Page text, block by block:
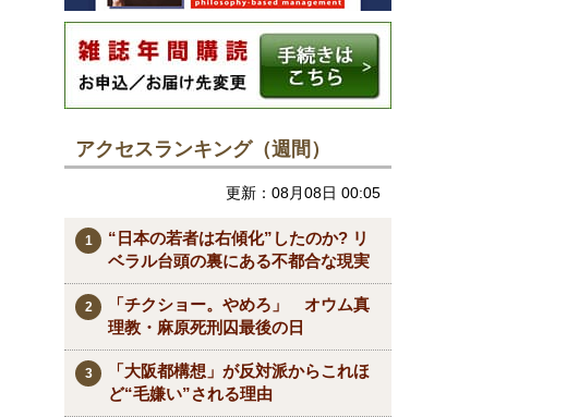
アクセスランキング（週間）
更新：08月08日 00:05
“日本の若者は右傾化”したのか? リ
ベラル台頭の裏にある不都合な現実
「チクショー。やめろ」 オウム真
理教・麻原死刑囚最後の日
「大阪都構想」が反対派からこれほ
ど“毛嫌い”される理由